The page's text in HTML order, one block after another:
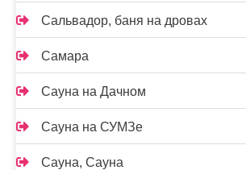
Сальвадор, баня на дровах
Самара
Сауна на Дачном
Сауна на СУМЗе
Сауна, Сауна